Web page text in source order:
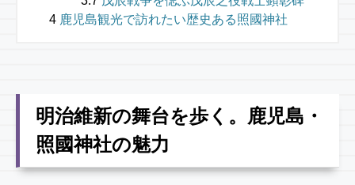
鹿児島観光で訪れたい歴史ある照國神社
明治維新の舞台を歩く。鹿児島・
照國神社の魅力